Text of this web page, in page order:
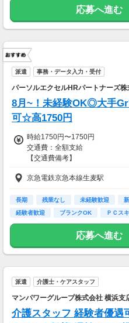
応募へ進む
派遣 事務・データ入力・受付
パーソルエクセルHRパートナーズ
8月~！未経験OK◎大手
可☆高1750円
時給1750円〜1750円
交通費：全額支給
【交通費備考】
※当社規定あり
給料UPしました！
京急電鉄京急本線生麦駅
長期 残業なし 未経験歓迎
経験者歓迎
ブランクOK ＰＣス
応募へ進む
派遣 介護士・ケアスタッフ
マンパワーグループ株式会社 横浜支
介護スタッフ 経験者優遇